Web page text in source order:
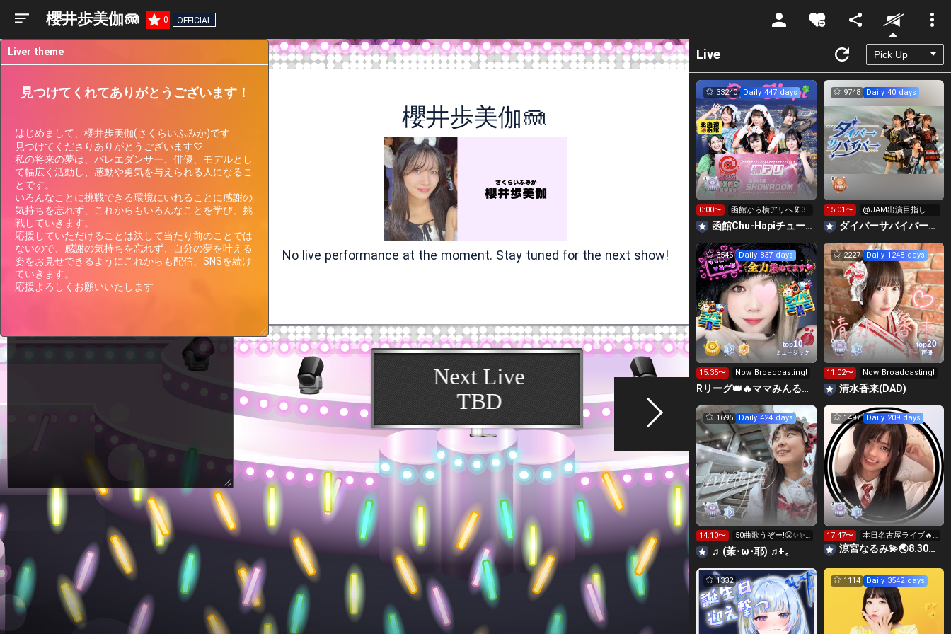
櫻井歩美伽🪼 0 OFFICIAL
Unmute
櫻井歩美伽🪼
No live performance at the moment. Stay tuned for the next show!
Current
Participating
Events
Events
Liver
Support
Gauge
There are no events the streamer
Liver theme
見つけてくれてありがとうございます！
はじめまして、櫻井歩美伽(さくらいふみか)です
見つけてくださりありがとうございます♡
私の将来の夢は、バレエダンサー、俳優、モデルとし
て幅広く活動し、感動や勇気を与えられる人になるこ
とです。
いろんなことに挑戦できる環境にいれることに感謝の
気持ちを忘れず、これからもいろんなことを学び、挑
戦していきます。
応援していただけることは決して当たり前のことでは
ないので、感謝の気持ちを忘れず、自分の夢を叶える
姿をお見せできるようにこれからも配信、SNSを続け
ていきます。
応援よろしくお願いいたします
Live
33240 Daily 447 days
0:00〜
函館から横アリへ🦑33
0万pt目標！キラ星
求！
函館Chu-Hapiチューハピ🌈
9748 Daily 40 days
15:01〜
@JAM出演目指して
イベント挑戦中！
‪ダイバーサバイバー【公式】
top10
ミュージック
3546 Daily 837 days
15:35〜 Now Broadcasting!
Rリーグ👑🔥ママみんるーむ💁‍♀️💜
top20
声優
2227 Daily 1248 days
11:02〜 Now Broadcasting!
清水香来(DAD)
1695 Daily 424 days
14:10〜
50曲歌うぞー!😤✨✨
あと13曲!!😆🌸
♫ (茉⁠･⁠ω⁠･⁠耶) ♫+。
1497 Daily 209 days
17:47〜
本日名古屋ライブ🔥
くる人教えてー
涼宮なるみ💫🌏8.30動員重要🔥
1332 1114 Daily 3542 days